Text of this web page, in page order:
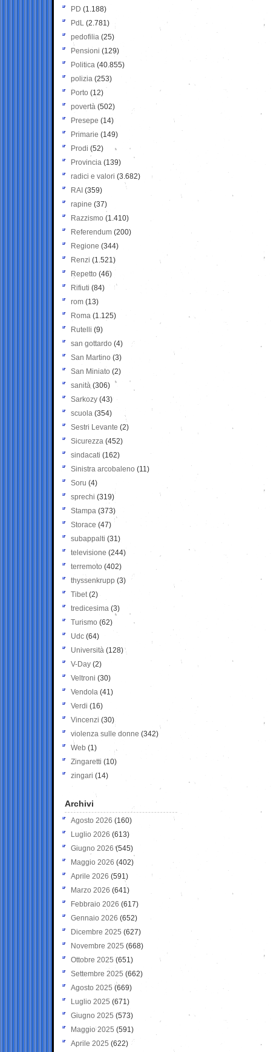
PD (1.188)
PdL (2.781)
pedofilia (25)
Pensioni (129)
Politica (40.855)
polizia (253)
Porto (12)
povertà (502)
Presepe (14)
Primarie (149)
Prodi (52)
Provincia (139)
radici e valori (3.682)
RAI (359)
rapine (37)
Razzismo (1.410)
Referendum (200)
Regione (344)
Renzi (1.521)
Repetto (46)
Rifiuti (84)
rom (13)
Roma (1.125)
Rutelli (9)
san gottardo (4)
San Martino (3)
San Miniato (2)
sanità (306)
Sarkozy (43)
scuola (354)
Sestri Levante (2)
Sicurezza (452)
sindacati (162)
Sinistra arcobaleno (11)
Soru (4)
sprechi (319)
Stampa (373)
Storace (47)
subappalti (31)
televisione(244)
terremoto (402)
thyssenkrupp (3)
Tibet(2)
tredicesima (3)
Turismo (62)
Udc (64)
Università (128)
V-Day (2)
Veltroni (30)
Vendola (41)
Verdi (16)
Vincenzi (30)
violenza sulle donne (342)
Web (1)
Zingaretti (10)
zingari (14)
Archivi
Agosto 2026 (160)
Luglio 2026 (613)
Giugno 2026 (545)
Maggio 2026 (402)
Aprile 2026 (591)
Marzo 2026 (641)
Febbraio 2026 (617)
Gennaio 2026 (652)
Dicembre 2025 (627)
Novembre 2025 (668)
Ottobre 2025 (651)
Settembre 2025 (662)
Agosto 2025 (669)
Luglio 2025 (671)
Giugno 2025 (573)
Maggio 2025 (591)
Aprile 2025 (622)